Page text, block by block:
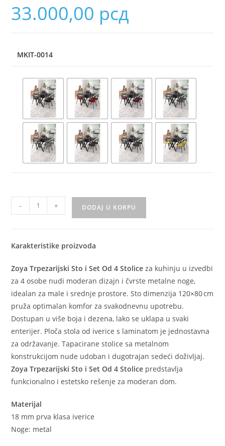
33.000,00 рсд
MKIT-0014
- + DODAJ U KORPU
Karakteristike proizvoda
Zoya Trpezarijski Sto i Set Od 4 Stolice za kuhinju u izvedbi
za 4 osobe nudi moderan dizajn i čvrste metalne noge,
idealan za male i srednje prostore. Sto dimenzija 120×80 cm
pruža optimalan komfor za svakodnevnu upotrebu.
Dostupan u više boja i dezena, lako se uklapa u svaki
enterijer. Ploča stola od iverice s laminatom je jednostavna
za održavanje. Tapacirane stolice sa metalnom
konstrukcijom nude udoban i dugotrajan sedeći doživljaj.
Zoya Trpezarijski Sto i Set Od 4 Stolice predstavlja
funkcionalno i estetsko rešenje za moderan dom.
Materijal
18 mm prva klasa iverice
Noge: metal